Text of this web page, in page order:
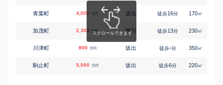
青葉町 4,000 万円 坂出 徒歩16分 170㎡
加茂町 2,300 万円 鴨川 徒歩13分 230㎡
川津町 800 万円 坂出 徒歩-分 350㎡
駒止町 5,000 万円 坂出 徒歩6分 220㎡